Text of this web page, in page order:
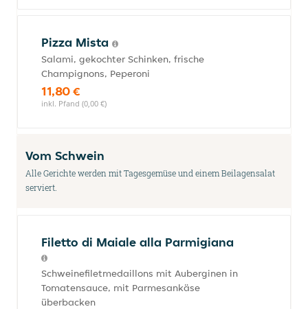
Pizza Mista
Salami, gekochter Schinken, frische
Champignons, Peperoni
11,80 €
inkl. Pfand (0,00 €)
Vom Schwein
Alle Gerichte werden mit Tagesgemüse und einem Beilagensalat
serviert.
Filetto di Maiale alla Parmigiana
Schweinefiletmedaillons mit Auberginen in
Tomatensauce, mit Parmesankäse
überbacken